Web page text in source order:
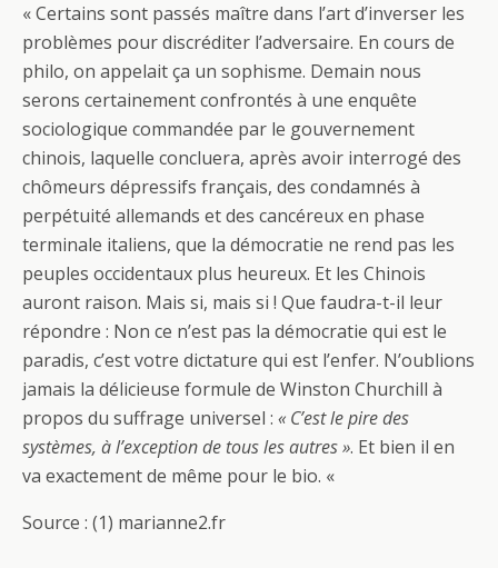
« Certains sont passés maître dans l’art d’inverser les
problèmes pour discréditer l’adversaire. En cours de
philo, on appelait ça un sophisme. Demain nous
serons certainement confrontés à une enquête
sociologique commandée par le gouvernement
chinois, laquelle concluera, après avoir interrogé des
chômeurs dépressifs français, des condamnés à
perpétuité allemands et des cancéreux en phase
terminale italiens, que la démocratie ne rend pas les
peuples occidentaux plus heureux. Et les Chinois
auront raison. Mais si, mais si ! Que faudra-t-il leur
répondre : Non ce n’est pas la démocratie qui est le
paradis, c’est votre dictature qui est l’enfer. N’oublions
jamais la délicieuse formule de Winston Churchill à
propos du suffrage universel : « C’est le pire des
systèmes, à l’exception de tous les autres ». Et bien il en
va exactement de même pour le bio. «
Source : (1) marianne2.fr